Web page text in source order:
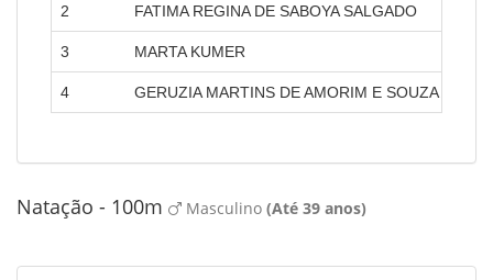
2 FATIMA REGINA DE SABOYA SALGADO
3 MARTA KUMER
4 GERUZIA MARTINS DE AMORIM E SOUZA
Natação - 100m Masculino (Até 39 anos)